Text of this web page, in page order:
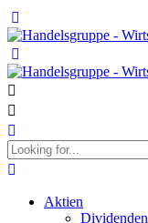
Aktien
Dividenden